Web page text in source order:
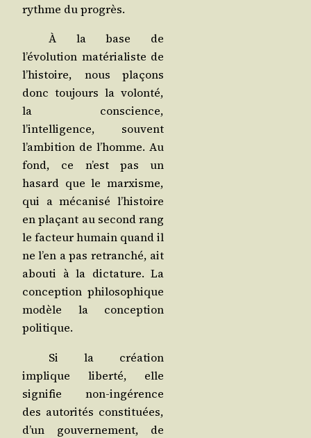
rythme du progrès.
À la base de
l’évolution maté­ria­liste de
l’histoire, nous pla­çons
donc tou­jours la volon­té,
la conscience,
l’intelligence, sou­vent
l’ambition de l’homme. Au
fond, ce n’est pas un
hasard que le mar­xisme,
qui a méca­ni­sé l’histoire
en pla­çant au second rang
le fac­teur humain quand il
ne l’en a pas retran­ché, ait
abou­ti à la dic­ta­ture. La
concep­tion phi­lo­so­phique
modèle la concep­tion
politique.
Si la créa­tion
implique liber­té, elle
signi­fie non-ingé­rence
des auto­ri­tés consti­tuées,
d’un gou­ver­ne­ment, de